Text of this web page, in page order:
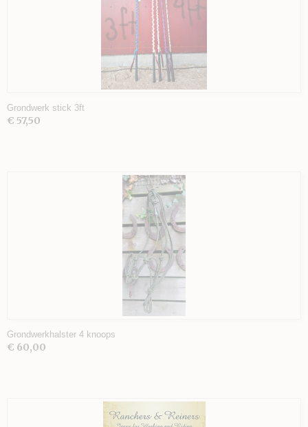
Grondwerk stick 3ft
€ 57,50
Grondwerkhalster 4 knoops
€ 60,00